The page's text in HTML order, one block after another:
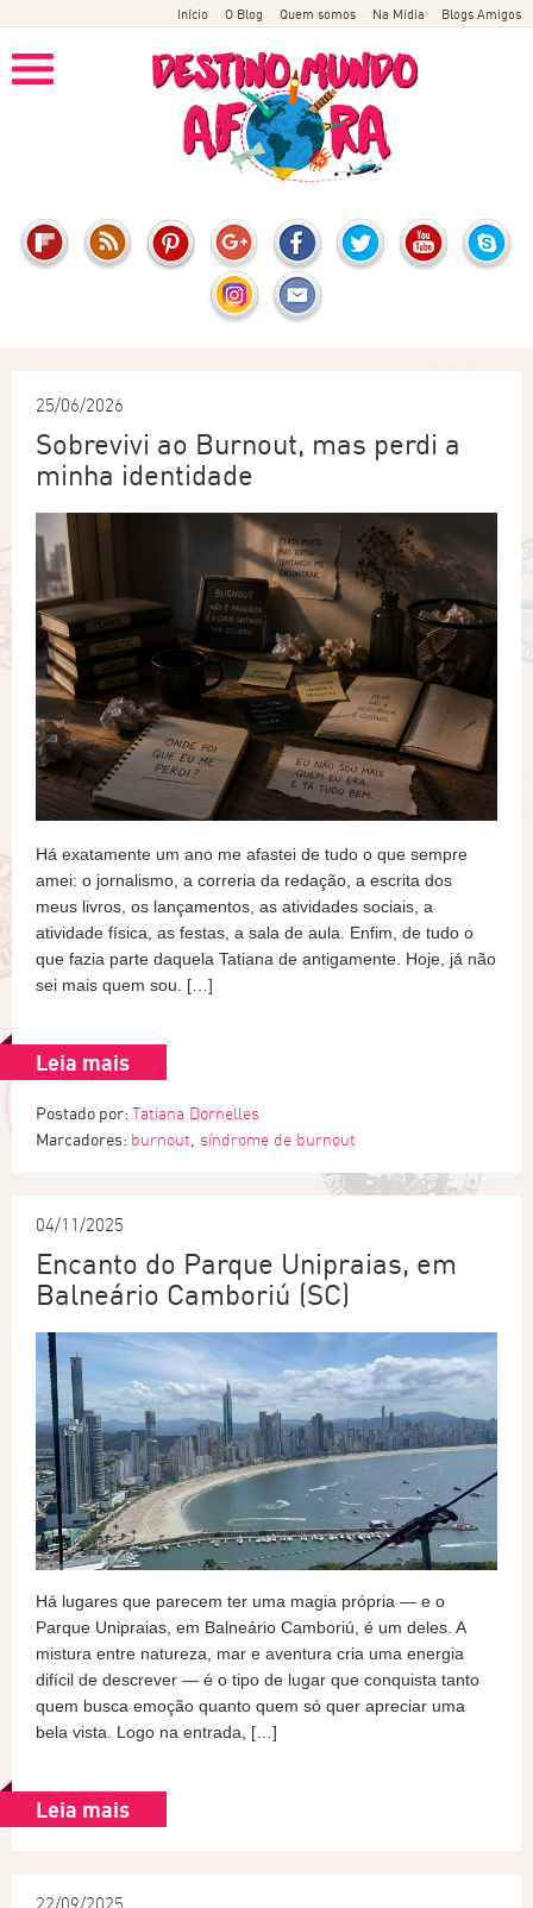
Início O Blog Quem somos Na Mídia Blogs Amigos
25/06/2026
Sobrevivi ao Burnout, mas perdi a
minha identidade
Há exatamente um ano me afastei de tudo o que sempre
amei: o jornalismo, a correria da redação, a escrita dos
meus livros, os lançamentos, as atividades sociais, a
atividade física, as festas, a sala de aula. Enfim, de tudo o
que fazia parte daquela Tatiana de antigamente. Hoje, já não
sei mais quem sou. […]
Leia mais
Postado por: Tatiana Dornelles
Marcadores: burnout, síndrome de burnout
04/11/2025
Encanto do Parque Unipraias, em
Balneário Camboriú (SC)
Há lugares que parecem ter uma magia própria — e o
Parque Unipraias, em Balneário Camboriú, é um deles. A
mistura entre natureza, mar e aventura cria uma energia
difícil de descrever — é o tipo de lugar que conquista tanto
quem busca emoção quanto quem só quer apreciar uma
bela vista. Logo na entrada, […]
Leia mais